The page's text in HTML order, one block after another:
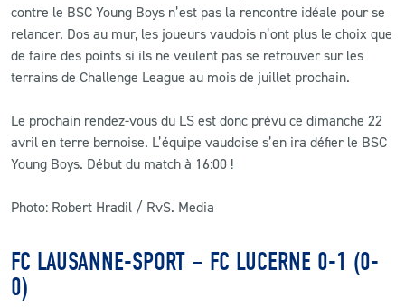
contre le BSC Young Boys n’est pas la rencontre idéale pour se
relancer. Dos au mur, les joueurs vaudois n’ont plus le choix que
de faire des points si ils ne veulent pas se retrouver sur les
terrains de Challenge League au mois de juillet prochain.
Le prochain rendez-vous du LS est donc prévu ce dimanche 22
avril en terre bernoise. L’équipe vaudoise s’en ira défier le BSC
Young Boys. Début du match à 16:00 !
Photo: Robert Hradil / RvS. Media
FC LAUSANNE-SPORT – FC LUCERNE 0-1 (0-
0)